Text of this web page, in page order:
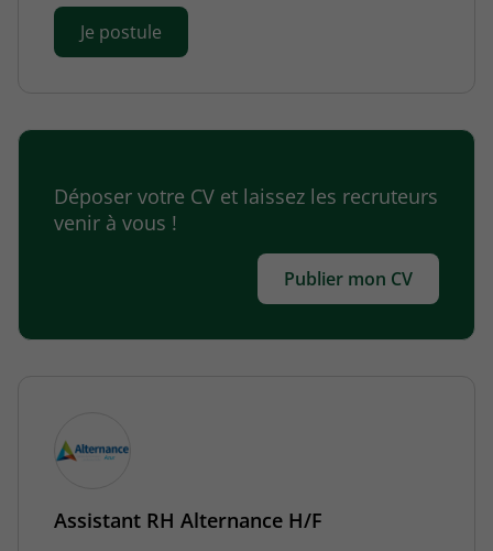
Je postule
Déposer votre CV et laissez les recruteurs
venir à vous !
Publier mon CV
Assistant RH Alternance H/F